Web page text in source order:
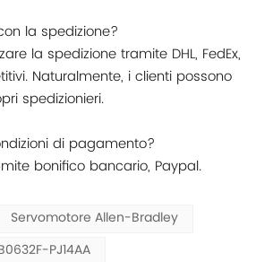
la spedizione?
la spedizione tramite DHL, FedEx,
Naturalmente, i clienti possono
spedizionieri.
di pagamento?
bonifico bancario, Paypal.
Servomotore Allen-Bradley
PJ14AA